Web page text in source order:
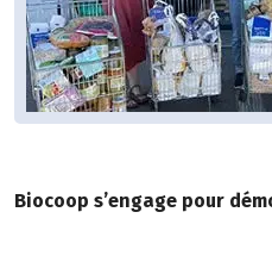
Biocoop s’engage pour